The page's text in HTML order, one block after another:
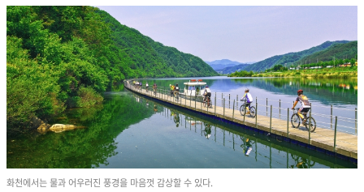
화천에서는 물과 어우러진 풍경을 마음껏 감상할 수 있다.